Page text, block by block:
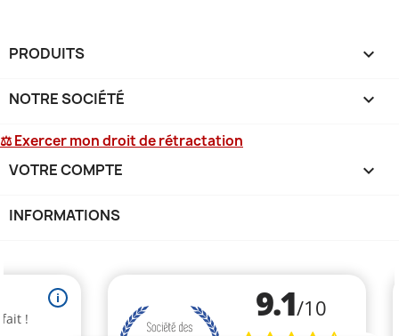
PRODUITS 
NOTRE SOCIÉTÉ 
⚖ Exercer mon droit de rétractation
VOTRE COMPTE 
INFORMATIONS